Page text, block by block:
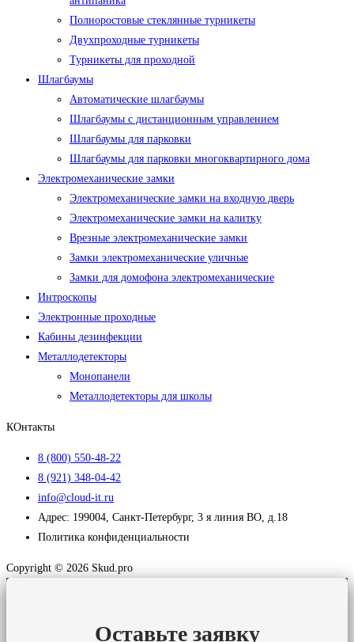
Полноростовые стеклянные турникеты
Двухпроходные турникеты
Турникеты для проходной
Шлагбаумы
Автоматические шлагбаумы
Шлагбаумы с дистанционным управлением
Шлагбаумы для парковки
Шлагбаумы для парковки многоквартирного дома
Электромеханические замки
Электромеханические замки на входную дверь
Электромеханические замки на калитку
Врезные электромеханические замки
Замки электромеханические уличные
Замки для домофона электромеханические
Интроскопы
Электронные проходные
Кабины дезинфекции
Металлодетекторы
Монопанели
Металлодетекторы для школы
КОнтакты
8 (800) 550-48-22
8 (921) 348-04-42
info@cloud-it.ru
Адрес: 199004, Санкт-Петербург, 3 я линия ВО, д.18
Политика конфиденциальности
Copyright © 2026 Skud.pro
Оставьте заявку